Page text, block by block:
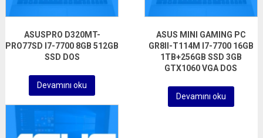
ASUSPRO D320MT-
PRO77SD I7-7700 8GB 512GB
SSD DOS
Devamını oku
ASUS MINI GAMING PC
GR8II-T114M I7-7700 16GB
1TB+256GB SSD 3GB
GTX1060 VGA DOS
Devamını oku